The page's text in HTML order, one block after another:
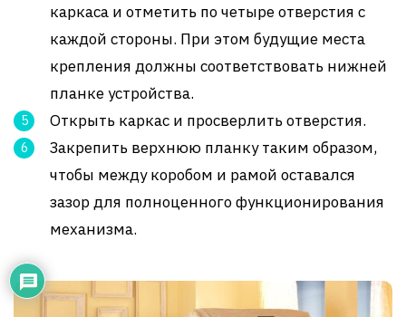
каркаса и отметить по четыре отверстия с
каждой стороны. При этом будущие места
крепления должны соответствовать нижней
планке устройства.
Открыть каркас и просверлить отверстия.
Закрепить верхнюю планку таким образом,
чтобы между коробом и рамой оставался
зазор для полноценного функционирования
механизма.